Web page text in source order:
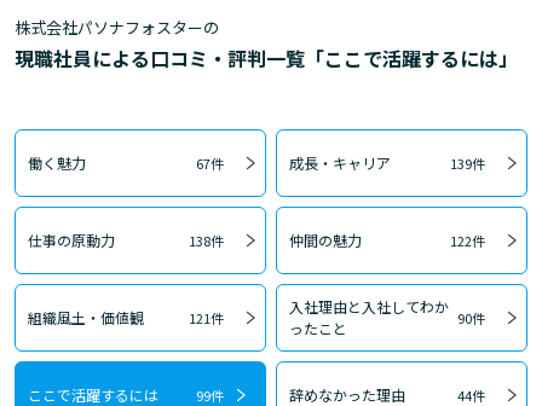
株式会社パソナフォスターの
現職社員による口コミ・評判一覧「ここで活躍するには」
働く魅力 67件 成長・キャリア 139件
仕事の原動力 138件 仲間の魅力 122件
組織風土・価値観 121件
入社理由と入社してわか
ったこと
90件
ここで活躍するには 99件 辞めなかった理由 44件